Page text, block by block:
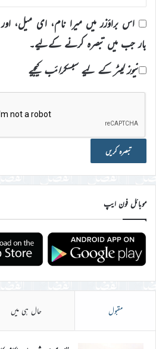
اس براؤزر میں میرا نام، ای میل،
بار جب میں تبصرہ کرنے کےلیے۔
نیوز لیٹر کے لیے سبسکرائب کیجیے
موبائل فون ایپ
مقبول حال ہی میں